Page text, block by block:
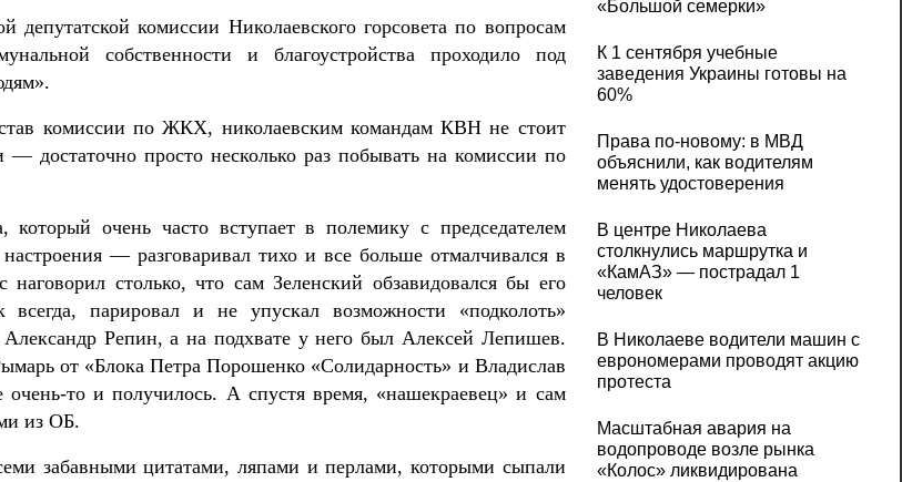
депутатской комиссии Николаевского горсовета по вопросам
собственности и благоустройства проходило под
комиссии по ЖКХ, николаевским командам КВН не стоит
— достаточно просто несколько раз побывать на комиссии по
очень часто вступает в полемику с председателем
— разговаривал тихо и все больше отмалчивался в
столько, что сам Зеленский обзавидовался бы его
парировал и не упускал возможности «подколоть»
Репин, а на подхвате у него был Алексей Лепишев.
от «Блока Петра Порошенко «Солидарность» и Владислав
то и получилось. А спустя время, «нашекраевец» и сам
из ОБ.
забавными цитатами, ляпами и перлами, которыми сыпали
«Большой семерки»
К 1 сентября учебные
заведения Украины готовы на
60%
Права по-новому: в МВД
объяснили, как водителям
менять удостоверения
В центре Николаева
столкнулись маршрутка и
«КамАЗ» — пострадал 1
человек
В Николаеве водители машин с
еврономерами проводят акцию
протеста
Масштабная авария на
водопроводе возле рынка
«Колос» ликвидирована